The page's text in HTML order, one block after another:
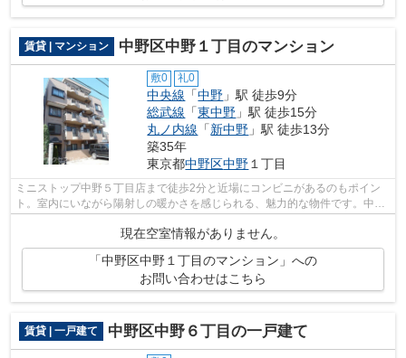
賃貸 | マンション 中野区中野１丁目のマンション
敷0 礼0
中央線 「中野 」駅 徒歩9分
総武線 「東中野 」駅 徒歩15分
丸ノ内線 「新中野 」駅 徒歩13分
築35年
東京都中野区中野 １丁目
ミニストップ中野５丁目店まで徒歩2分と近場にコンビニがあるのもポイン
ト。室内にいながら陽射しの暖かさを感じられる、魅力的な物件です。中野
区の賃貸情報はお任せください。お仕事...
現在空室情報がありません。
「中野区中野１丁目のマンション」への
お問い合わせはこちら
賃貸 | 一戸建て 中野区中野６丁目の一戸建て